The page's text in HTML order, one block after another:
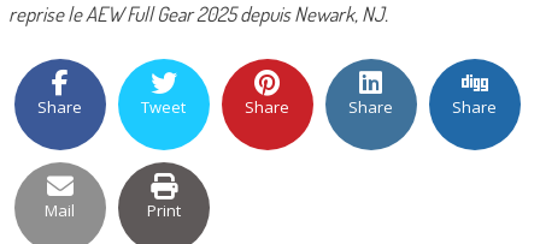
reprise le AEW Full Gear 2025 depuis Newark, NJ.
Share Tweet Share Share Share
Mail Print